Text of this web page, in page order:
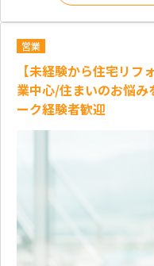
営業
【未経験から住宅リ
業中心/住まいのお悩
ーク経験者歓迎